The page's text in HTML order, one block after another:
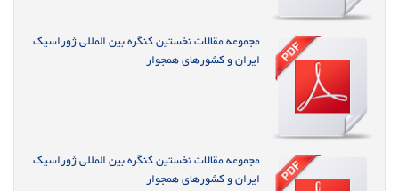
مجموعه مقالات نخستین کنگره بین المللی ژوراسیک
ایران و کشورهای همجوار
مجموعه مقالات نخستین کنگره بین المللی ژوراسیک
ایران و کشورهای همجوار